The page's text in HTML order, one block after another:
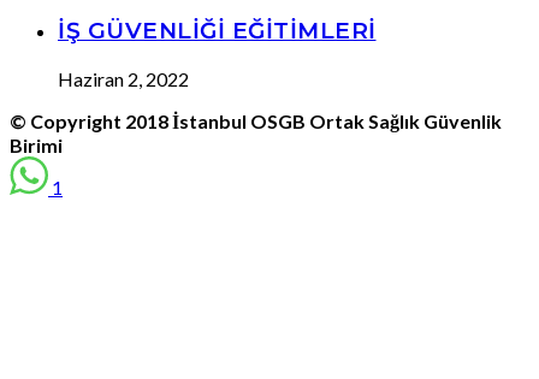
İŞ GÜVENLİĞİ EĞİTİMLERİ
Haziran 2, 2022
© Copyright 2018İstanbul OSGB Ortak Sağlık Güvenlik
Birimi
1